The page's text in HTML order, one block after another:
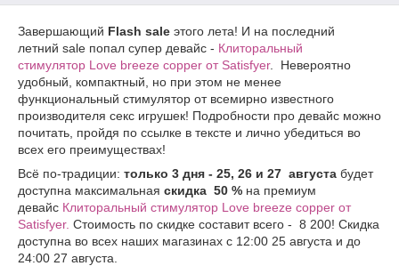
Завершающий Flash sale этого лета! И на последний
летний sale попал супер девайс - Клиторальный
стимулятор Love breeze copper от Satisfyer. Невероятно
удобный, компактный, но при этом не менее
функциональный стимулятор от всемирно известного
производителя секс игрушек! Подробности про девайс можно
почитать, пройдя по ссылке в тексте и лично убедиться во
всех его преимуществах!
Всё по-традиции: только 3 дня - 25, 26 и 27 августа будет
доступна максимальная скидка 50 % на премиум
девайс Клиторальный стимулятор Love breeze copper от
Satisfyer. Стоимость по скидке составит всего - 8 200! Скидка
доступна во всех наших магазинах с 12:00 25 августа и до
24:00 27 августа.